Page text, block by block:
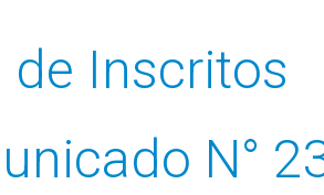
de Inscritos
N°